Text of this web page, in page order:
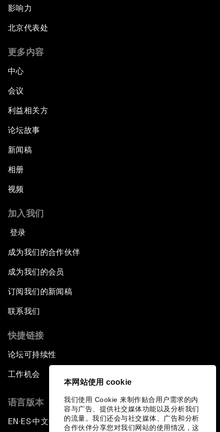
本网站使用 cookie
我们使用 Cookie 来制作贴合用户需求的内
容与广告、提供社交媒体功能以及分析我们
的流量。我们还会与社交媒体、广告和分析
合作伙伴分享您对我们网站的使用情况，这
影响力
北京代表处
更多内容
中心
会议
利益相关方
论坛故事
新闻稿
相册
视频
加入我们
登录
成为我们的合作伙伴
成为我们的会员
订阅我们的新闻稿
联系我们
快捷链接
论坛可持续性
工作机会
语言版本
EN ▪ES▪中文▪ 日本語